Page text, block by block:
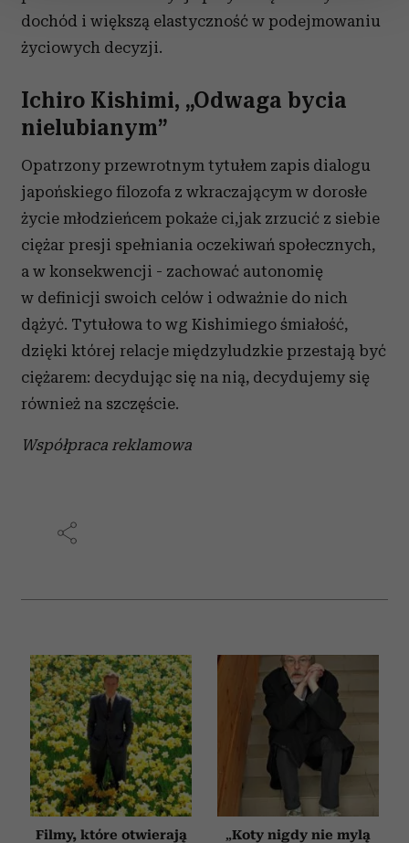
Wykorzystujemy pliki cookie do spersonalizowania treści
analizować ruch w naszej witrynie. Informacje o tym, jak
korzystasz z naszej witryny, udostępniamy partnerom
społecznościowym, reklamowym i analitycznym.
Partnerzy mogą połączyć te informacje z innymi danymi
otrzymanymi od Ciebie lub uzyskanymi podczas
korzystania z ich usług.
dochód i większą elastyczność w podejmowaniu
życiowych decyzji.
Ichiro Kishimi, „Odwaga bycia
nielubianym”
Opatrzony przewrotnym tytułem zapis dialogu
japońskiego filozofa z wkraczającym w dorosłe
życie młodzieńcem pokaże ci,jak zrzucić z siebie
ciężar presji spełniania oczekiwań społecznych,
a w konsekwencji - zachować autonomię
w definicji swoich celów i odważnie do nich
dążyć. Tytułowa to wg Kishimiego śmiałość,
dzięki której relacje międzyludzkie przestają być
ciężarem: decydując się na nią, decydujemy się
również na szczęście.
Współpraca reklamowa
Filmy, które otwierają
„Koty nigdy nie mylą